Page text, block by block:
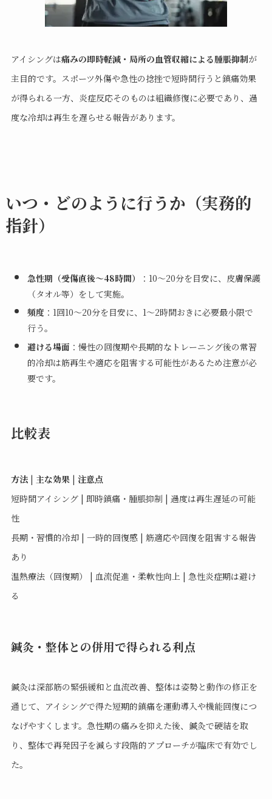
アイシングは痛みの即時軽減・局所の血管収縮による腫脹抑制が
主目的です。スポーツ外傷や急性の捻挫で短時間行うと鎮痛効果
が得られる一方、炎症反応そのものは組織修復に必要であり、過
度な冷却は再生を遅らせる報告があります。
いつ・どのように行うか（実務的
指針）
急性期（受傷直後〜48時間）
：10〜20分を目安に、皮膚保護
（タオル等）をして実施。
頻度 ：1回10〜20分を目安に、1〜2時間おきに必要最小限で
行う。
避ける場面 ：慢性の回復期や長期的なトレーニング後の常習
的冷却は筋再生や適応を阻害する可能性があるため注意が必
要です。
比較表
方法| 主な効果| 注意点
短時間アイシング | 即時鎮痛・腫脹抑制 | 過度は再生遅延の可能
性
長期・習慣的冷却 | 一時的回復感 | 筋適応や回復を阻害する報告
あり
温熱療法（回復期） | 血流促進・柔軟性向上 | 急性炎症期は避け
る
鍼灸・整体との併用で得られる利点
鍼灸は深部筋の緊張緩和と血流改善、整体は姿勢と動作の修正を
通じて、アイシングで得た短期的鎮痛を運動導入や機能回復につ
なげやすくします。急性期の痛みを抑えた後、鍼灸で硬結を取
り、整体で再発因子を減らす段階的アプローチが臨床で有効でし
た。